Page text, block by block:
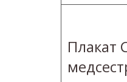
Плакат